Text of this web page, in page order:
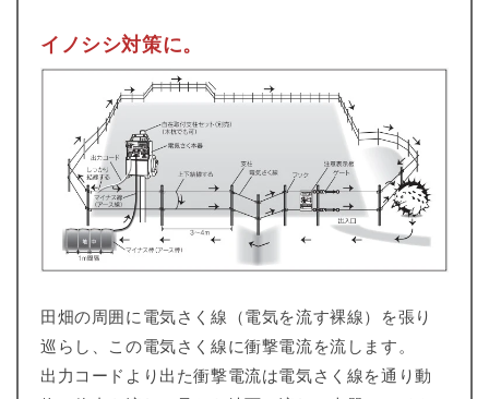
イノシシ対策に。
田畑の周囲に電気さく線（電気を流す裸線）を張り
巡らし、この電気さく線に衝撃電流を流します。
出力コードより出た衝撃電流は電気さく線を通り動